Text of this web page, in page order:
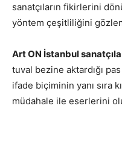
sanatçıların fikirlerini
yöntem çeşitliliğini
Art ON İstanbul
tuval bezine aktardığı
ifade biçiminin yanı sıra
müdahale ile eserlerini